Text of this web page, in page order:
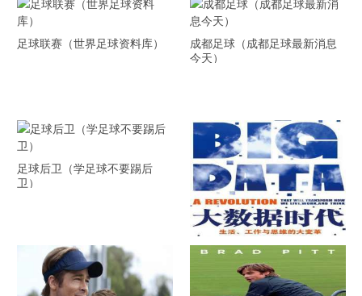
足球联赛（世界足球资料库）
成都足球（成都足球最新消息
今天）
足球后卫（学足球不要踢后
卫）
《大数据时代》 PDF文档下载